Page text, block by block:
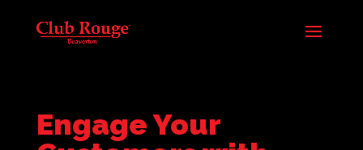
Engage Your